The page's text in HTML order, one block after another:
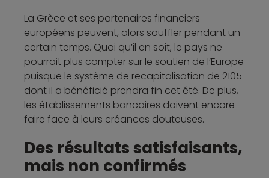
La Grèce et ses partenaires financiers
européens peuvent, alors souffler pendant un
certain temps. Quoi qu’il en soit, le pays ne
pourrait plus compter sur le soutien de l’Europe
puisque le système de recapitalisation de 2105
dont il a bénéficié prendra fin cet été. De plus,
les établissements bancaires doivent encore
faire face à leurs créances douteuses.
Des résultats satisfaisants,
mais non confirmés